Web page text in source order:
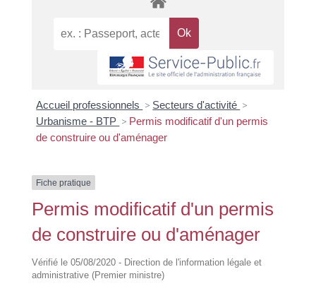
Accueil professionnels > Secteurs d'activité >
Urbanisme - BTP > Permis modificatif d'un permis
de construire ou d'aménager
Fiche pratique
Permis modificatif d'un permis
de construire ou d'aménager
Vérifié le 05/08/2020 - Direction de l'information légale et
administrative (Premier ministre)